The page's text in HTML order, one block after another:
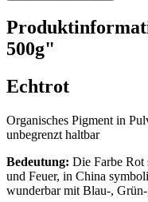
500g"
Echtrot
Organisches Pigment in
unbegrenzt haltbar
Bedeutung: Die Farbe Rot
und Feuer, in China
wunderbar mit Blau-,